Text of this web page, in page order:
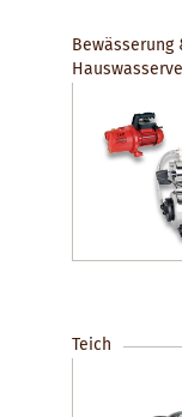
Bewässerung
Teich